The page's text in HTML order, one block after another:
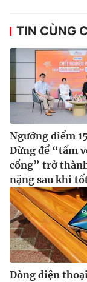
TIN CÙNG
Ngưỡng điểm
Đừng để “tấm
cổng” trở
nặng sau khi
Dòng điện